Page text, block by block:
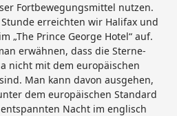
Fortbewegungsmittel nutzen.
erreichten wir Halifax und
„The Prince George Hotel“ auf.
erwähnen, dass die Sterne-
nicht mit dem europäischen
Man kann davon ausgehen,
dem europäischen Standard
Nacht im englisch